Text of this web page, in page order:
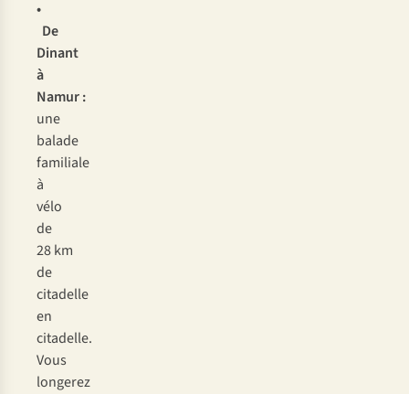
•
De
Dinant
à
Namur:
une
balade
familiale
à
vélo
de
28 km
de
citadelle
en
citadelle.
Vous
longerez